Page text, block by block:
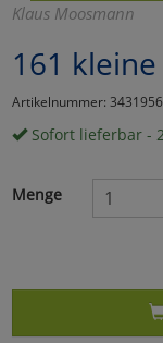
Klaus Moosmann
161
Artikelnummer: 3431956
Sofort lieferbar -
Menge
Umfragetools